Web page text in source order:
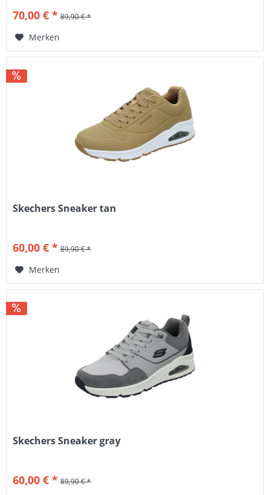
70,00 € * 89,90 € *
Merken
Skechers Sneaker tan
60,00 € * 89,90 € *
Merken
Skechers Sneaker gray
60,00 € * 89,90 € *